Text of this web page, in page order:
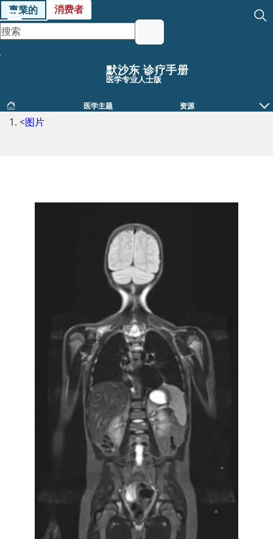
專業的 消费者
默沙东 诊疗手册
医学专业人士版
医学主题 资源
<图片